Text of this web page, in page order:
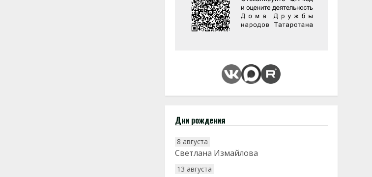
Дни рождения
8 августа
Светлана Измайлова
13 августа